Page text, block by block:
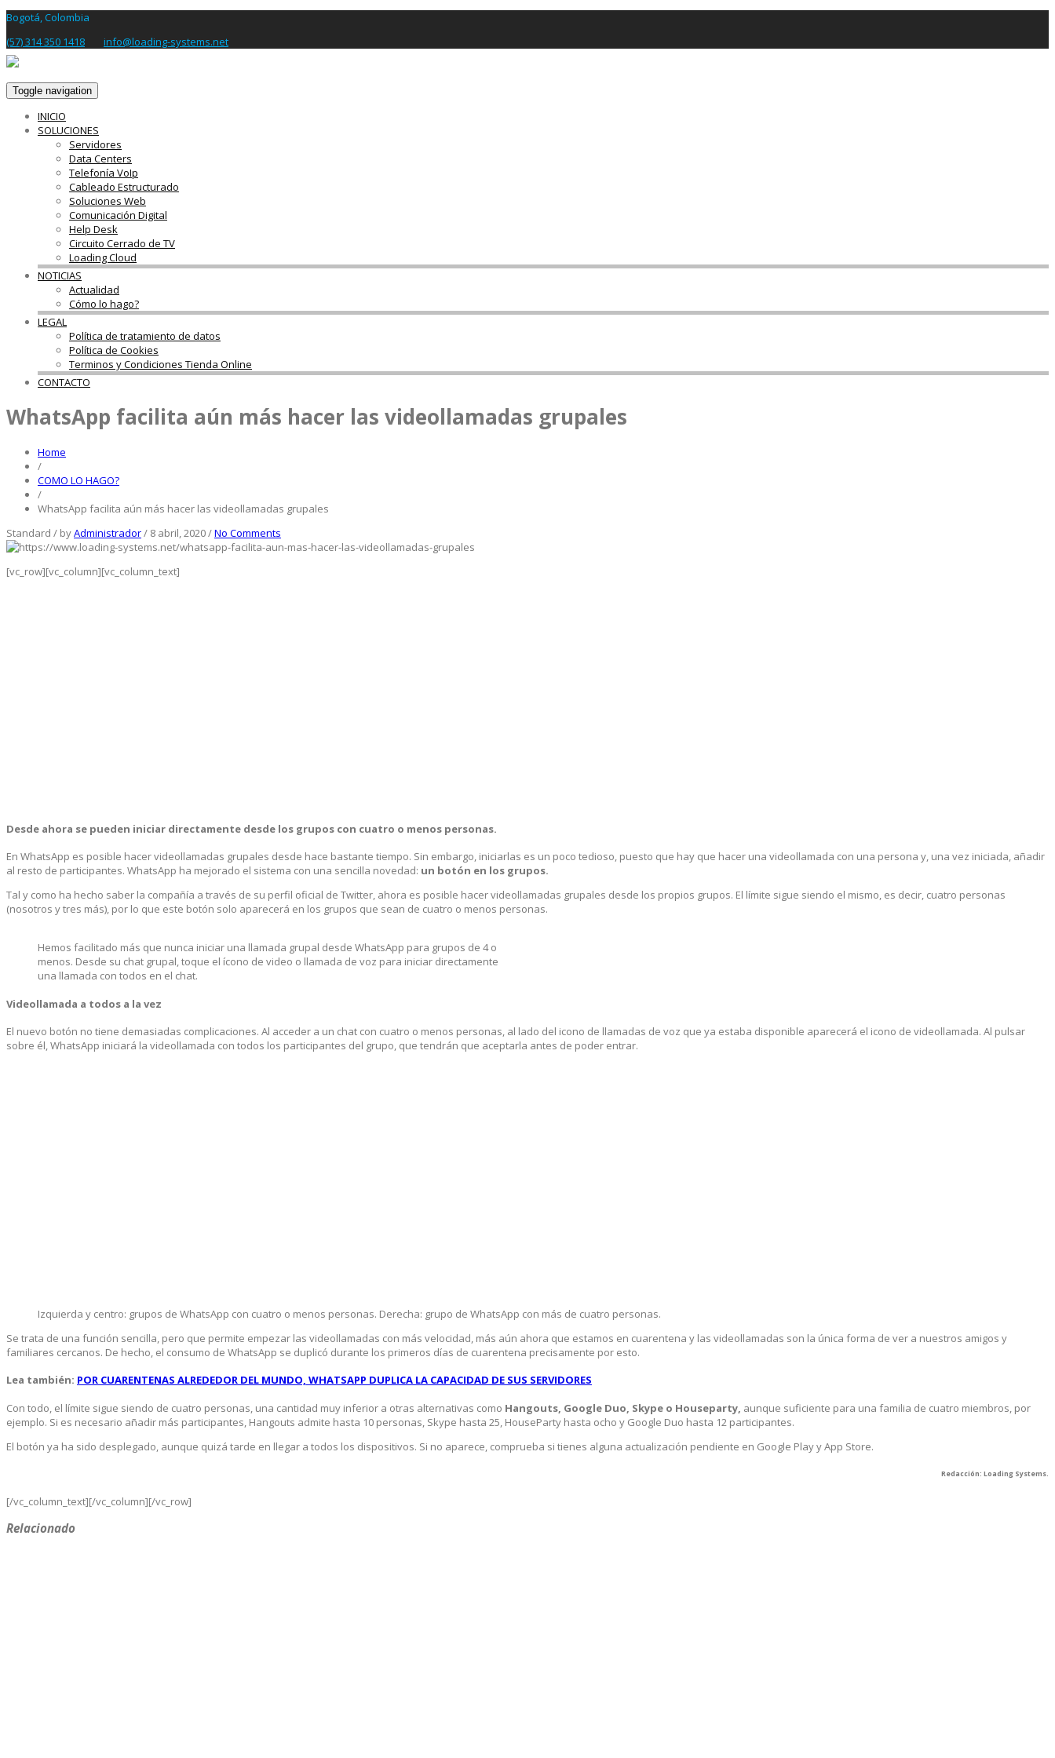
Bogotá, Colombia
(57) 314 350 1418
info@loading-systems.net
Toggle navigation
INICIO
SOLUCIONES
Servidores
Data Centers
Telefonía VoIp
Cableado Estructurado
Soluciones Web
Comunicación Digital
Help Desk
Circuito Cerrado de TV
Loading Cloud
NOTICIAS
Actualidad
Cómo lo hago?
LEGAL
Política de tratamiento de datos
Política de Cookies
Terminos y Condiciones Tienda Online
CONTACTO
WhatsApp facilita aún más hacer las videollamadas grupales
Home
/
COMO LO HAGO?
/
WhatsApp facilita aún más hacer las videollamadas grupales
Standard / byAdministrador/ 8 abril, 2020/No Comments
[vc_row][vc_column][vc_column_text]
Desde ahora se pueden iniciar directamente desde los grupos con cuatro o menos personas.
En WhatsApp es posible hacer videollamadas grupales desde hace bastante tiempo. Sin embargo, iniciarlas es un poco tedioso, puesto que hay que hacer una videollamada con una persona y, una vez iniciada, añadir
al resto de participantes. WhatsApp ha mejorado el sistema con una sencilla novedad: un botón en los grupos.
Tal y como ha hecho saber la compañía a través de su perfil oficial de Twitter, ahora es posible hacer videollamadas grupales desde los propios grupos. El límite sigue siendo el mismo, es decir, cuatro personas
(nosotros y tres más), por lo que este botón solo aparecerá en los grupos que sean de cuatro o menos personas.
Hemos facilitado más que nunca iniciar una llamada grupal desde WhatsApp para grupos de 4 o
menos. Desde su chat grupal, toque el ícono de video o llamada de voz para iniciar directamente
una llamada con todos en el chat.
Videollamada a todos a la vez
El nuevo botón no tiene demasiadas complicaciones. Al acceder a un chat con cuatro o menos personas, al lado del icono de llamadas de voz que ya estaba disponible aparecerá el icono de videollamada. Al pulsar
sobre él, WhatsApp iniciará la videollamada con todos los participantes del grupo, que tendrán que aceptarla antes de poder entrar.
Izquierda y centro: grupos de WhatsApp con cuatro o menos personas. Derecha: grupo de WhatsApp con más de cuatro personas.
Se trata de una función sencilla, pero que permite empezar las videollamadas con más velocidad, más aún ahora que estamos en cuarentena y las videollamadas son la única forma de ver a nuestros amigos y
familiares cercanos. De hecho, el consumo de WhatsApp se duplicó durante los primeros días de cuarentena precisamente por esto.
Lea también: POR CUARENTENAS ALREDEDOR DEL MUNDO, WHATSAPP DUPLICA LA CAPACIDAD DE SUS SERVIDORES
Con todo, el límite sigue siendo de cuatro personas, una cantidad muy inferior a otras alternativas como Hangouts, Google Duo, Skype o Houseparty, aunque suficiente para una familia de cuatro miembros, por
ejemplo. Si es necesario añadir más participantes, Hangouts admite hasta 10 personas, Skype hasta 25, HouseParty hasta ocho y Google Duo hasta 12 participantes.
El botón ya ha sido desplegado, aunque quizá tarde en llegar a todos los dispositivos. Si no aparece, comprueba si tienes alguna actualización pendiente en Google Play y App Store.
Redacción: Loading Systems.
[/vc_column_text][/vc_column][/vc_row]
Relacionado